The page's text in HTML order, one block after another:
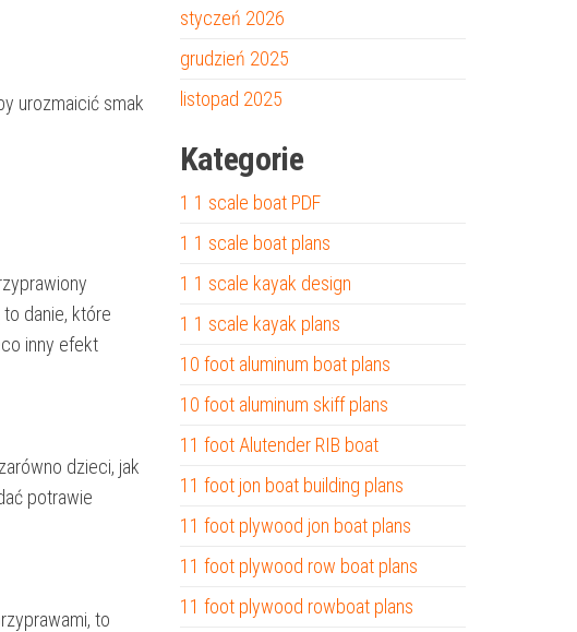
urozmaicić smak
danie, które
inny efekt
dzieci, jak
potrawie
to
styczeń 2026
grudzień 2025
listopad 2025
Kategorie
1 1 scale boat PDF
1 1 scale boat plans
1 1 scale kayak design
1 1 scale kayak plans
10 foot aluminum boat plans
10 foot aluminum skiff plans
11 foot Alutender RIB boat
11 foot jon boat building plans
11 foot plywood jon boat plans
11 foot plywood row boat plans
11 foot plywood rowboat plans